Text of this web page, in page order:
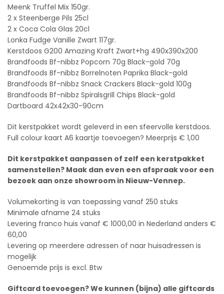
Meenk Truffel Mix 150gr.
2 x Steenberge Pils 25cl
2 x Coca Cola Glas 20cl
Lonka Fudge Vanille Zwart 117gr.
Kerstdoos G200 Amazing Kraft Zwart+hg 490x390x200
Brandfoods Bf-nibbz Popcorn 70g Black-gold 70g
Brandfoods Bf-nibbz Borrelnoten Paprika Black-gold
Brandfoods Bf-nibbz Snack Crackers Black-gold 100g
Brandfoods Bf-nibbz Spiralsgrill Chips Black-gold
Dartboard 42x42x30-90cm
Dit kerstpakket wordt geleverd in een sfeervolle kerstdoos.
Full colour kaart A6 kaartje toevoegen? Meerprijs € 1,00
Dit kerstpakket aanpassen of zelf een kerstpakket
samenstellen? Maak dan even een afspraak voor een
bezoek aan onze showroom in Nieuw-Vennep.
Volumekorting is van toepassing vanaf 250 stuks
Minimale afname 24 stuks
Levering franco huis vanaf € 1000,00 in Nederland anders €
60,00
Levering op meerdere adressen of naar huisadressen is
mogelijk
Genoemde prijs is excl. Btw
Giftcard toevoegen? We kunnen (bijna) alle giftcards